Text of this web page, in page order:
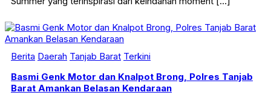
Berita Daerah Tanjab Barat Terkini
Basmi Genk Motor dan Knalpot Brong, Polres Tanjab
Barat Amankan Belasan Kendaraan